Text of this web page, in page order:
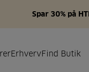
Spar 30% på
ErhvervFind Butik